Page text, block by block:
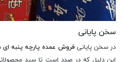
سخن پایانی
در سخن پایانی فروش عمده پارچه پنبه ای
این دلیل که در صدد است تا سبد